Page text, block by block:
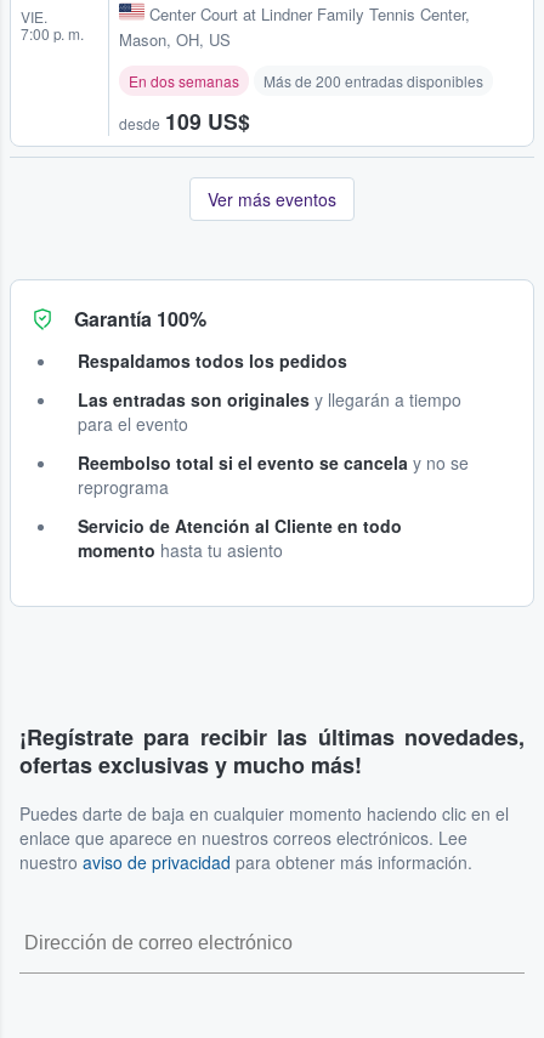
VIE.
7:00 p. m.
Center Court at Lindner Family Tennis Center,
Mason, OH, US
En dos semanas Más de 200 entradas disponibles
desde 109 US$
Ver más eventos
Garantía 100%
Respaldamos todos los pedidos
Las entradas son originales y llegarán a tiempo
para el evento
Reembolso total si el evento se cancela y no se
reprograma
Servicio de Atención al Cliente en todo
momento hasta tu asiento
¡Regístrate para recibir las últimas novedades,
ofertas exclusivas y mucho más!
Puedes darte de baja en cualquier momento haciendo clic en el
enlace que aparece en nuestros correos electrónicos. Lee
nuestro aviso de privacidad para obtener más información.